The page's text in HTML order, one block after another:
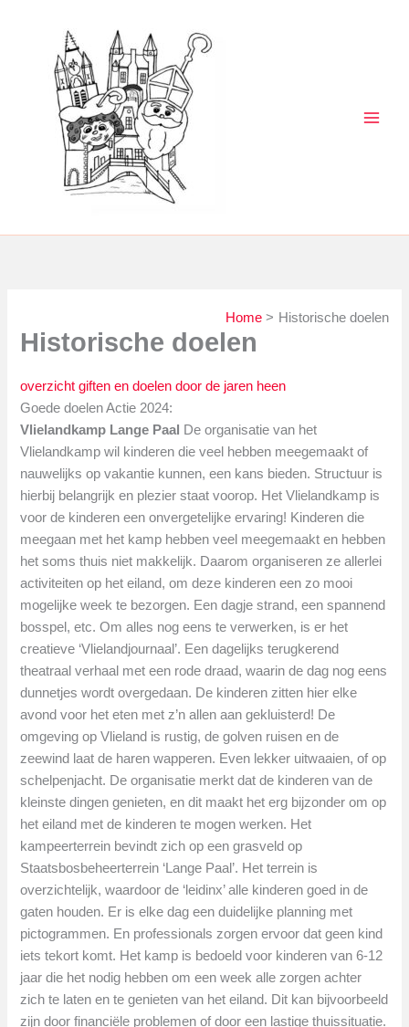
Home Historische doelen
Historische doelen
overzicht giften en doelen door de jaren heen
Goede doelen Actie 2024:
Vlielandkamp Lange Paal
De organisatie van het
Vlielandkamp wil kinderen die veel hebben meegemaakt of
nauwelijks op vakantie kunnen, een kans bieden. Structuur is
hierbij belangrijk en plezier staat voorop. Het Vlielandkamp is
voor de kinderen een onvergetelijke ervaring! Kinderen die
meegaan met het kamp hebben veel meegemaakt en hebben
het soms thuis niet makkelijk. Daarom organiseren ze allerlei
activiteiten op het eiland, om deze kinderen een zo mooi
mogelijke week te bezorgen. Een dagje strand, een spannend
bosspel, etc. Om alles nog eens te verwerken, is er het
creatieve ‘Vlielandjournaal’. Een dagelijks terugkerend
theatraal verhaal met een rode draad, waarin de dag nog eens
dunnetjes wordt overgedaan. De kinderen zitten hier elke
avond voor het eten met z’n allen aan gekluisterd! De
omgeving op Vlieland is rustig, de golven ruisen en de
zeewind laat de haren wapperen. Even lekker uitwaaien, of op
schelpenjacht. De organisatie merkt dat de kinderen van de
kleinste dingen genieten, en dit maakt het erg bijzonder om op
het eiland met de kinderen te mogen werken. Het
kampeerterrein bevindt zich op een grasveld op
Staatsbosbeheerterrein ‘Lange Paal’. Het terrein is
overzichtelijk, waardoor de ‘leidinx’ alle kinderen goed in de
gaten houden. Er is elke dag een duidelijke planning met
pictogrammen. En professionals zorgen ervoor dat geen kind
iets tekort komt. Het kamp is bedoeld voor kinderen van 6-12
jaar die het nodig hebben om een week alle zorgen achter
zich te laten en te genieten van het eiland. Dit kan bijvoorbeeld
zijn door financiële problemen of door een lastige thuissituatie.